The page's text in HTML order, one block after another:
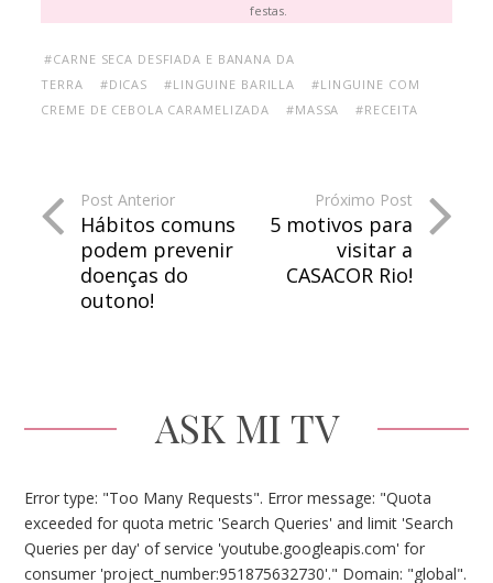
festas.
#CARNE SECA DESFIADA E BANANA DA
TERRA
#DICAS #LINGUINE BARILLA
#LINGUINE COM
CREME DE CEBOLA CARAMELIZADA
#MASSA #RECEITA
Post Anterior
Hábitos comuns
podem prevenir
doenças do
outono!
Próximo Post
5 motivos para
visitar a
CASACOR Rio!
ASK MI TV
Error type: "Too Many Requests". Error message: "Quota
exceeded for quota metric 'Search Queries' and limit 'Search
Queries per day' of service 'youtube.googleapis.com' for
consumer 'project_number:951875632730'." Domain: "global".